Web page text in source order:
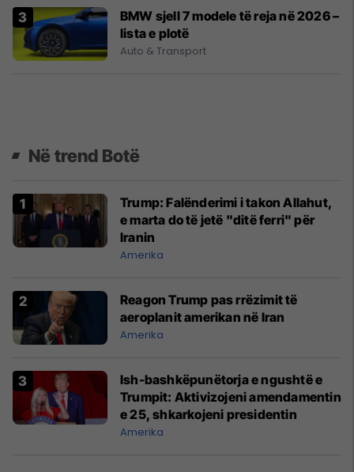
BMW sjell 7 modele të reja në 2026 –
lista e plotë
Auto & Transport
Në trend Botë
Trump: Falënderimi i takon Allahut,
e marta do të jetë "ditë ferri" për
Iranin
Amerika
Reagon Trump pas rrëzimit të
aeroplanit amerikan në Iran
Amerika
Ish-bashkëpunëtorja e ngushtë e
Trumpit: Aktivizojeni amendamentin
e 25, shkarkojeni presidentin
Amerika